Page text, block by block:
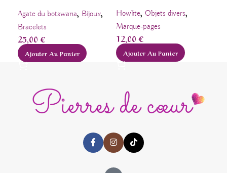
Agate du botswana, Bijoux,
Bracelets
25,00€
Ajouter Au Panier
Howlite, Objets divers,
Marque-pages
12,00€
Ajouter Au Panier